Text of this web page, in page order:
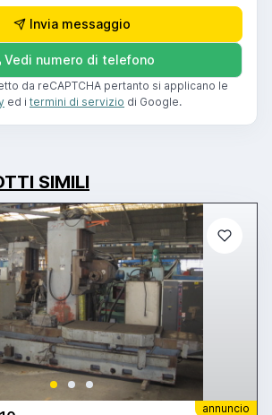
Invia messaggio
Vedi numero di telefono
da reCAPTCHA pertanto si applicano le
ed i termini di servizio di Google.
SIMILI
annuncio